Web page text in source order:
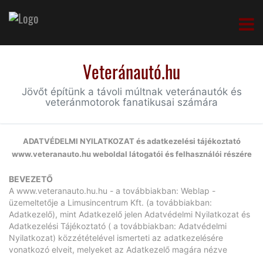
Veteránautó.hu
Jövőt építünk a távoli múltnak veteránautók és
veteránmotorok fanatikusai számára
ADATVÉDELMI NYILATKOZAT és adatkezelési tájékoztató
www.veteranauto.huweboldal látogatói és felhasználói részére
BEVEZETŐ
A www.veteranauto.hu.hu - a továbbiakban: Weblap -
üzemeltetője a Limusincentrum Kft. (a továbbiakban:
Adatkezelő), mint Adatkezelő jelen Adatvédelmi Nyilatkozat és
Adatkezelési Tájékoztató ( a továbbiakban: Adatvédelmi
Nyilatkozat) közzétételével ismerteti az adatkezelésére
vonatkozó elveit, melyeket az Adatkezelő magára nézve